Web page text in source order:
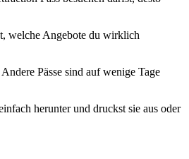
welche Angebote du wirklich
Pässe sind auf wenige Tage
herunter und druckst sie aus oder